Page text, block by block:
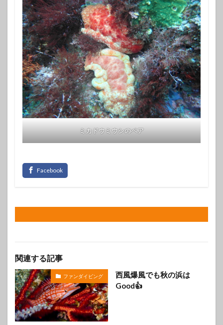
ミカドウミウシのペア
関連する記事
ファンダイビング
西風爆風でも秋の浜は
Good👍